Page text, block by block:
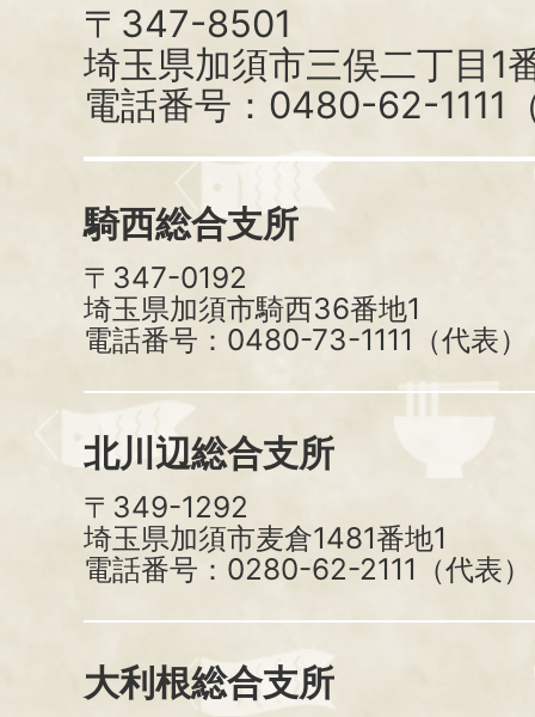
〒347-8501
埼玉県加須市三俣二丁目1
電話番号：0480-62-1111
騎西総合支所
〒347-0192
埼玉県加須市騎西36番地1
電話番号：0480-73-1111（代表）
北川辺総合支所
〒349-1292
埼玉県加須市麦倉1481番地1
電話番号：0280-62-2111（代表）
大利根総合支所